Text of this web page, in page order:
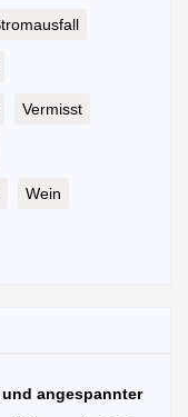
Vermisst
Wein
angespannter